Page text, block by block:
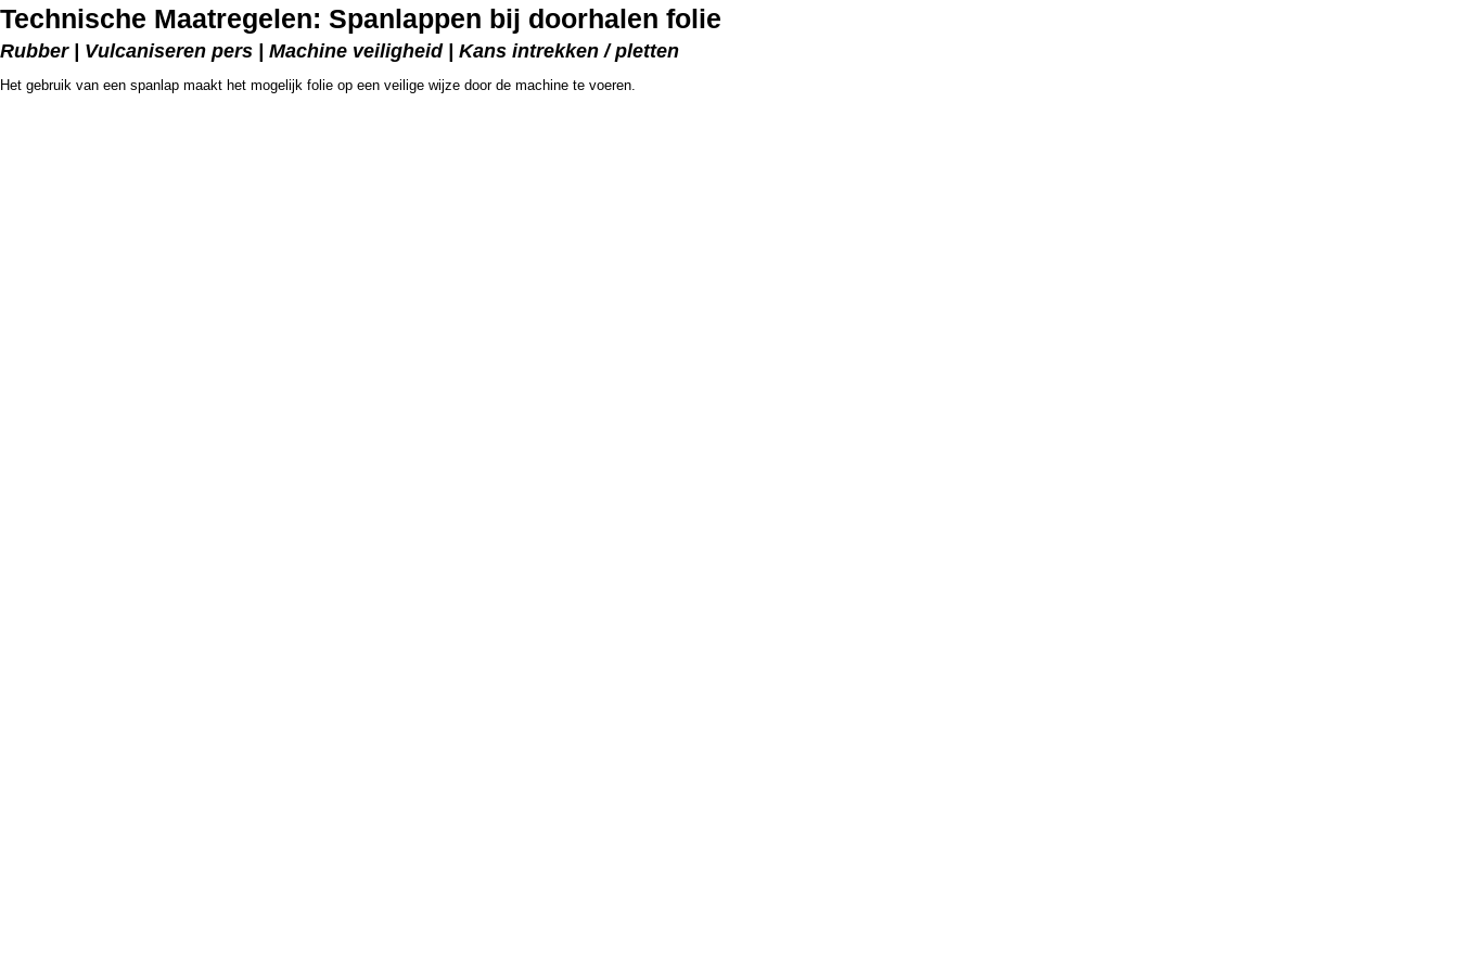
Technische Maatregelen: Spanlappen bij doorhalen folie
Rubber | Vulcaniseren pers | Machine veiligheid | Kans intrekken / pletten
Het gebruik van een spanlap maakt het mogelijk folie op een veilige wijze door de machine te voeren.